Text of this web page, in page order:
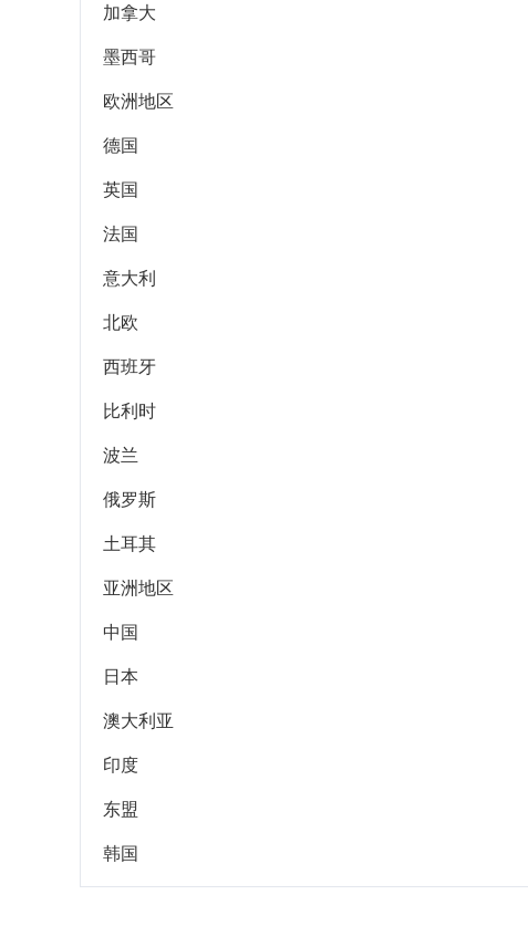
加拿大
墨西哥
欧洲地区
德国
英国
法国
意大利
北欧
西班牙
比利时
波兰
俄罗斯
土耳其
亚洲地区
中国
日本
澳大利亚
印度
东盟
韩国